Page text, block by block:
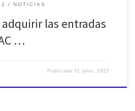
NOTICIAS
adquirir las entradas
…
Publicada31 julio, 2022